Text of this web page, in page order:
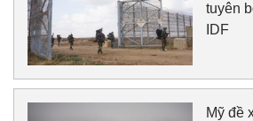
tuyên
IDF
Mỹ đề